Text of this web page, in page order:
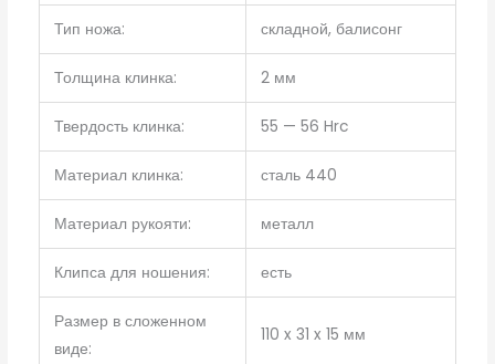
Тип ножа: складной, балисонг
Толщина клинка: 2 мм
Твердость клинка: 55 — 56 Hrc
Материал клинка: сталь 440
Материал рукояти: металл
Клипса для ношения: есть
Размер в сложенном
виде:
110 x 31 x 15 мм